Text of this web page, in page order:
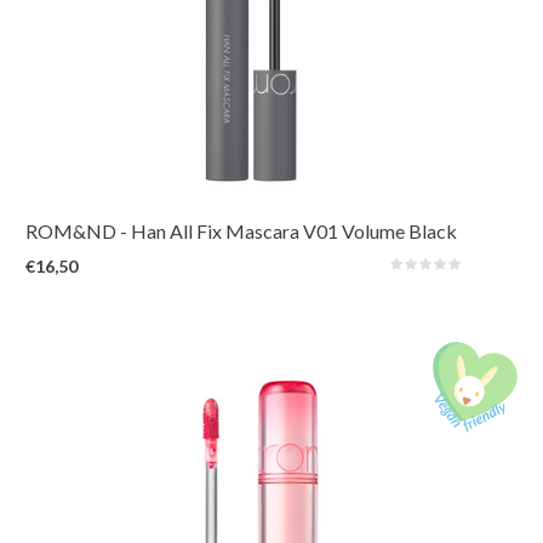
Een langhoudende mascara die verborgen lengte en volume onthult door
ROM&ND - Han All Fix Mascara V01 Volume Black
€16,50